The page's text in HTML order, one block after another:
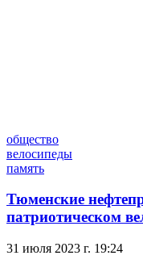
общество
велосипеды
память
Тюменские
патриотическом
31 июля 2023 г. 19:24